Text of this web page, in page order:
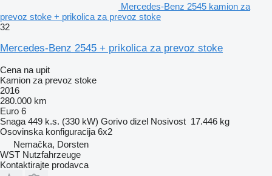
Mercedes-Benz 2545 kamion za
prevoz stoke + prikolica za prevoz stoke
32
Mercedes-Benz 2545 + prikolica za prevoz stoke
Cena na upit
Kamion za prevoz stoke
2016
280.000 km
Euro 6
Snaga 449 k.s. (330 kW) Gorivo dizel Nosivost 17.446 kg
Osovinska konfiguracija 6x2
Nemačka, Dorsten
WST Nutzfahrzeuge
Kontaktirajte prodavca